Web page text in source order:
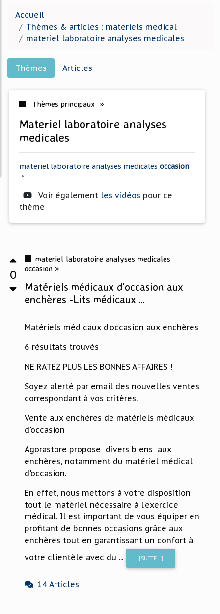
Accueil
Thèmes & articles : materiels medical
materiel laboratoire analyses medicales
Thèmes Articles
Thèmes principaux »
materiel laboratoire analyses
medicales
materiel laboratoire analyses medicales occasion
•
Voir également les vidéos pour ce
thème
0
materiel laboratoire analyses medicales
occasion »
Matériels médicaux d'occasion aux
enchères -Lits médicaux ...
Matériels médicaux d'occasion aux enchères
6 résultats trouvés
NE RATEZ PLUS LES BONNES AFFAIRES !
Soyez alerté par email des nouvelles ventes
correspondant à vos critères.
Vente aux enchères de matériels médicaux
d'occasion
Agorastore propose divers biens aux
enchères, notamment du matériel médical
d'occasion.
En effet, nous mettons à votre disposition
tout le matériel nécessaire à l'exercice
médical. Il est important de vous équiper en
profitant de bonnes occasions grâce aux
enchères tout en garantissant un confort à
votre clientèle avec du ...
[SUITE...]
14 Articles